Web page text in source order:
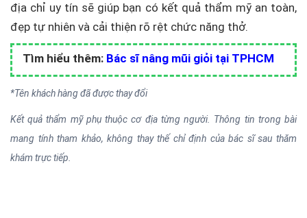
địa chỉ uy tín sẽ giúp bạn có kết quả thẩm mỹ an toàn,
đẹp tự nhiên và cải thiện rõ rệt chức năng thở.
Tìm hiểu thêm: Bác sĩ nâng mũi giỏi tại TPHCM
*Tên khách hàng đã được thay đổi
Kết quả thẩm mỹ phụ thuộc cơ địa từng người. Thông tin trong bài
mang tính tham khảo, không thay thế chỉ định của bác sĩ sau thăm
khám trực tiếp.